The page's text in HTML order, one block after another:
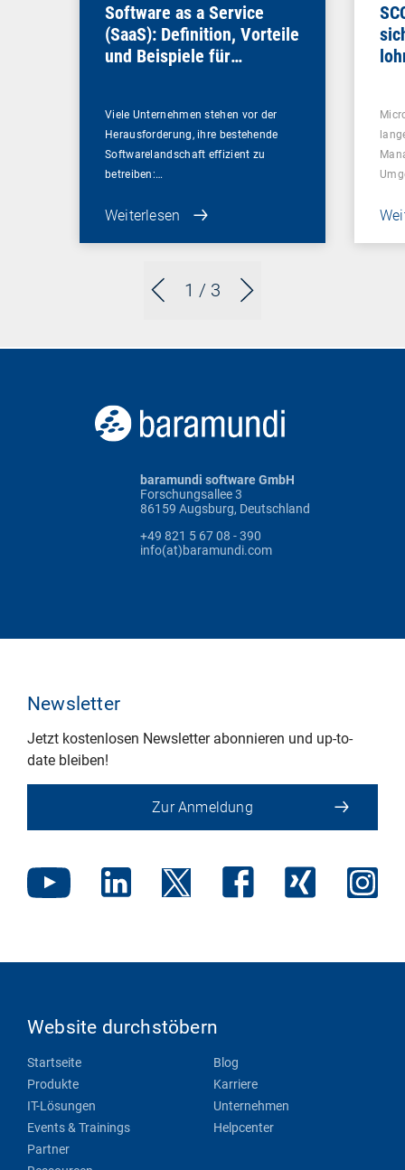
1 / 3
Software as a Service
(SaaS): Definition, Vorteile
und Beispiele für
Viele Unternehmen stehen vor der
Herausforderung, ihre bestehende
Softwarelandschaft effizient zu
betreiben:…
Weiterlesen
baramundi software GmbH
Forschungsallee 3
86159 Augsburg, Deutschland
+49 821 5 67 08 - 390
info(at)baramundi.com
Newsletter
Jetzt kostenlosen Newsletter abonnieren und up-to-
date bleiben!
Zur Anmeldung
Website durchstöbern
Startseite
Produkte
IT-Lösungen
Events & Trainings
Partner
Blog
Karriere
Unternehmen
Helpcenter